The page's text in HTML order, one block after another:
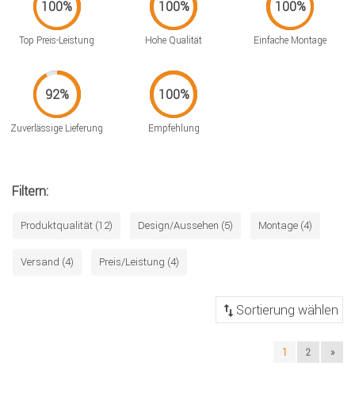
Top Preis-Leistung Hohe Qualität Einfache Montage
Zuverlässige Lieferung Empfehlung
Filtern:
Produktqualität (12) Design/Aussehen (5) Montage (4)
Versand (4) Preis/Leistung (4)
1 2 »